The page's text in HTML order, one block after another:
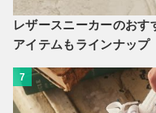
レザースニーカーのお
アイテムもラインナップ
7